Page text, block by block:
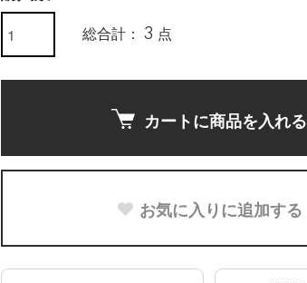
総合計： 3 点
カートに商品を入れる
お気に入りに追加する